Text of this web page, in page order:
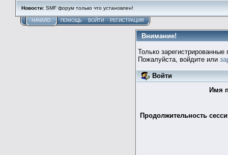
Новости: SMF форум только что установлен!
НАЧАЛО ПОМОЩЬ ВОЙТИ РЕГИСТРАЦИЯ
Внимание!
Только
Пожалуйста, войдите или
Войти
Имя
Продолжительность